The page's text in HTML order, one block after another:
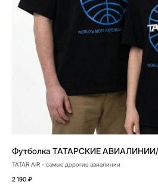
Футболка ТАТАРСКИЕ АВИАЛИНИИ/
TATAR AIR - самые дорогие авиалинии
2 190 ₽